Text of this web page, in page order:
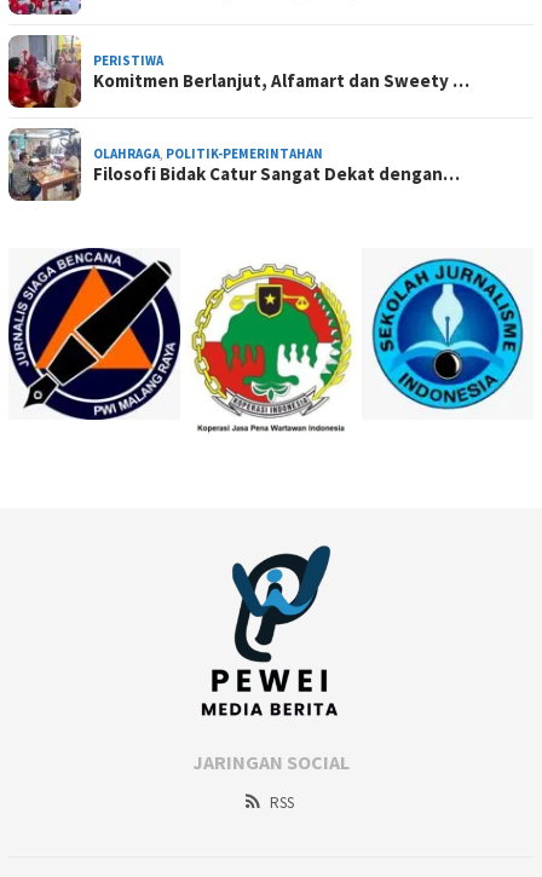
PERISTIWA
Komitmen Berlanjut, Alfamart dan Sweety …
OLAHRAGA, POLITIK-PEMERINTAHAN
Filosofi Bidak Catur Sangat Dekat dengan…
JARINGAN SOCIAL
RSS